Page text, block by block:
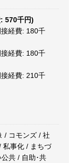
570千円)
経費: 180千
経費: 180千
経費: 210千
/ コモンズ / 社
私事化 / まちづ
共 / 自助･共